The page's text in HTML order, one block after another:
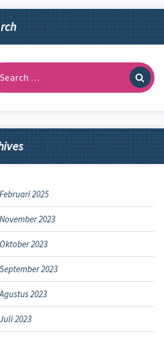
Februari 2025
November 2023
Oktober 2023
September 2023
2023
Juli 2023